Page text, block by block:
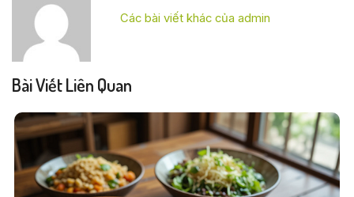
Các bài viết khác của admin
Bài Viết Liên Quan